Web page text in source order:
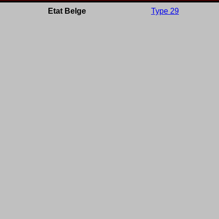
Etat Belge Type 29